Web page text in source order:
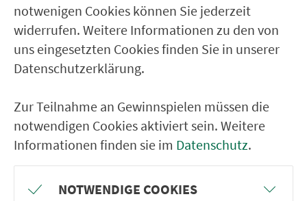
VGN-SOMMER 2026
Mach mit und gewinne einen von 1.000
notwenigen Cookies können Sie jederzeit
widerrufen. Weitere Informationen zu den von
uns eingesetzten Cookies finden Sie in unserer
Datenschutzerklärung.
Zur Teilnahme an Gewinnspielen müssen die
notwendigen Cookies aktiviert sein. Weitere
Informationen finden sie im Datenschutz.
NOTWENDIGE COOKIES